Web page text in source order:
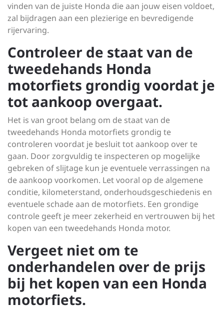
vinden van de juiste Honda die aan jouw eisen voldoet,
zal bijdragen aan een plezierige en bevredigende
rijervaring.
Controleer de staat van de
tweedehands Honda
motorfiets grondig voordat je
tot aankoop overgaat.
Het is van groot belang om de staat van de
tweedehands Honda motorfiets grondig te
controleren voordat je besluit tot aankoop over te
gaan. Door zorgvuldig te inspecteren op mogelijke
gebreken of slijtage kun je eventuele verrassingen na
de aankoop voorkomen. Let vooral op de algemene
conditie, kilometerstand, onderhoudsgeschiedenis en
eventuele schade aan de motorfiets. Een grondige
controle geeft je meer zekerheid en vertrouwen bij het
kopen van een tweedehands Honda motor.
Vergeet niet om te
onderhandelen over de prijs
bij het kopen van een Honda
motorfiets.